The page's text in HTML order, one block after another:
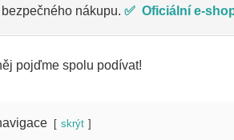
nákupu. ✅ Oficiální e-
pojďme spolu podívat!
skrýt